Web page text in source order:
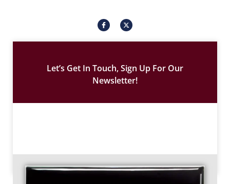
I
c
o
n
e
o
X
-
t
w
e
r
Let’s Get In Touch, Sign Up For Our
Newsletter!